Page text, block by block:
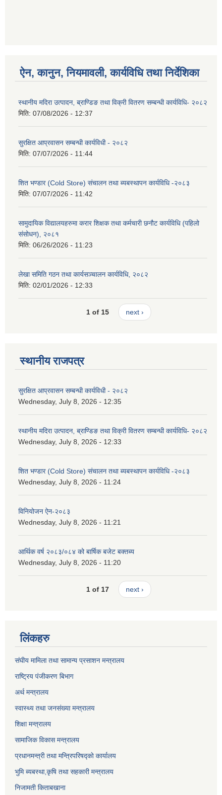
ऐन, कानुन, नियमावली, कार्यविधि तथा निर्देशिका
स्थानीय मदिरा उत्पादन, ब्राण्डिङ तथा विक्री वितरण सम्बन्धी कार्यविधि- २०८२
मिति: 07/08/2026 - 12:37
सुरक्षित आप्रवासन सम्बन्धी कार्यविधी - २०८२
मिति: 07/07/2026 - 11:44
शित भण्डार (Cold Store) संचालन तथा ब्यबस्थापन कार्यविधि -२०८३
मिति: 07/07/2026 - 11:42
सामुदायिक विद्यालयहरुमा करार शिक्षक तथा कर्मचारी छनौट कार्यविधि (पहिलो
संसोधन), २०८१
मिति: 06/26/2026 - 11:23
लेखा समिति गठन तथा कार्यसञ्चालन कार्यविधि, २०८२
मिति: 02/01/2026 - 12:33
1 of 15 next ›
स्थानीय राजपत्र
सुरक्षित आप्रवासन सम्बन्धी कार्यविधी - २०८२
Wednesday, July 8, 2026 - 12:35
स्थानीय मदिरा उत्पादन, ब्राण्डिङ तथा विक्री वितरण सम्बन्धी कार्यविधि- २०८२
Wednesday, July 8, 2026 - 12:33
शित भण्डार (Cold Store) संचालन तथा ब्यबस्थापन कार्यविधि -२०८३
Wednesday, July 8, 2026 - 11:24
विनियोजन ऐन-२०८३
Wednesday, July 8, 2026 - 11:21
आर्थिक वर्ष २०८३/०८४ को बार्षिक बजेट बक्तब्य
Wednesday, July 8, 2026 - 11:20
1 of 17 next ›
लिंकहरु
संघीय मामिला तथा सामान्य प्रसाशन मन्त्रालय
राष्ट्रिय पंजीकरण बिभाग
अर्थ मन्त्रालय
स्वास्थ्य तथा जनसंख्या मन्त्रालय
शिक्षा मन्त्रालय
सामाजिक विकास मन्त्रालय
प्रधानमन्त्री तथा मन्त्रिपरिषद्को कार्यालय
भुमि ब्यबस्था,कृषि तथा सहकारी मन्त्रालय
निजामती किताबखाना